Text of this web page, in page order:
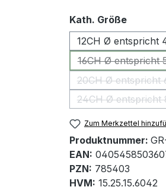
Kath. Größe
12CH Ø entspricht
16CH Ø entspricht
(Diese
20CH Ø entspricht
(Diese
24CH Ø entspricht
(Diese
Zum Merkzettel
Produktnummer:
EAN:
PZN: 785403
HVM: 15.25.15.6042